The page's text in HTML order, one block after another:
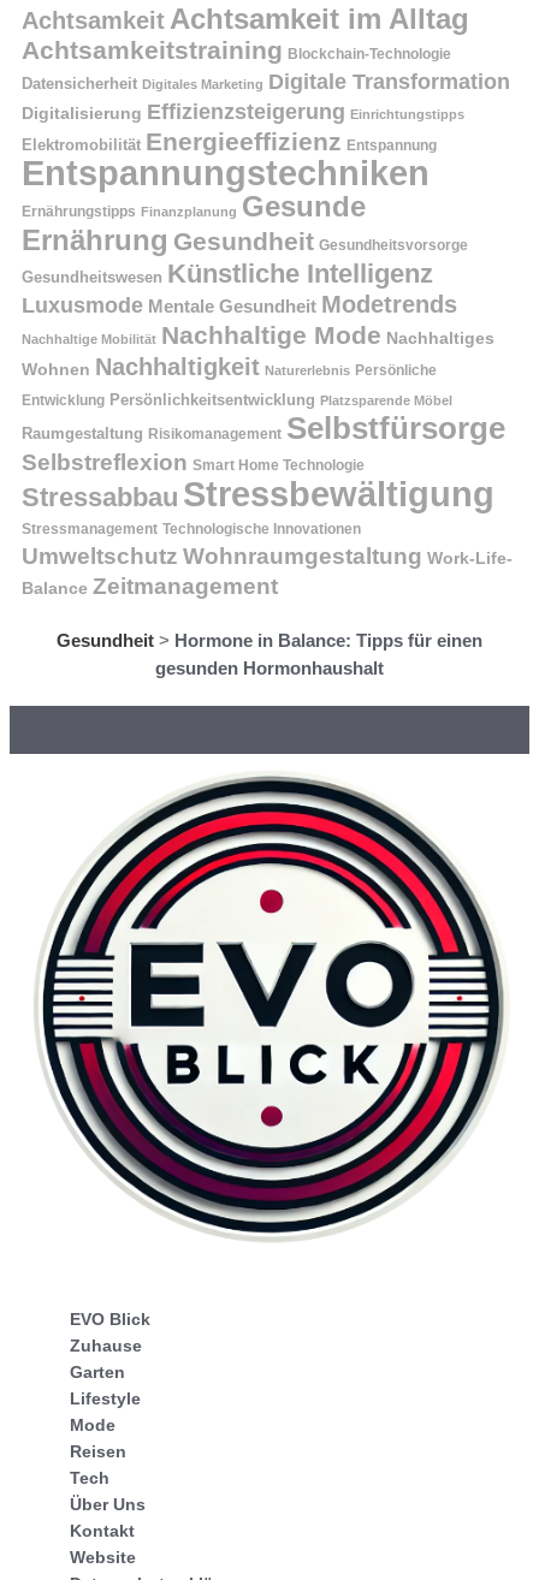
Achtsamkeit Achtsamkeit im Alltag
Achtsamkeitstraining Blockchain-Technologie
Datensicherheit Digitales Marketing Digitale Transformation
Digitalisierung Effizienzsteigerung Einrichtungstipps
Elektromobilität Energieeffizienz Entspannung
Entspannungstechniken
Ernährungstipps Finanzplanung Gesunde
Ernährung Gesundheit Gesundheitsvorsorge
Gesundheitswesen Künstliche Intelligenz
Luxusmode Mentale Gesundheit Modetrends
Nachhaltige Mobilität Nachhaltige Mode Nachhaltiges
Wohnen Nachhaltigkeit Naturerlebnis Persönliche
Entwicklung Persönlichkeitsentwicklung Platzsparende Möbel
Raumgestaltung Risikomanagement Selbstfürsorge
Selbstreflexion Smart Home Technologie
Stressabbau Stressbewältigung
Stressmanagement Technologische Innovationen
Umweltschutz Wohnraumgestaltung Work-Life-
Balance Zeitmanagement
Gesundheit > Hormone in Balance: Tipps für einen
gesunden Hormonhaushalt
EVO Blick
Zuhause
Garten
Lifestyle
Mode
Reisen
Tech
Über Uns
Kontakt
Website